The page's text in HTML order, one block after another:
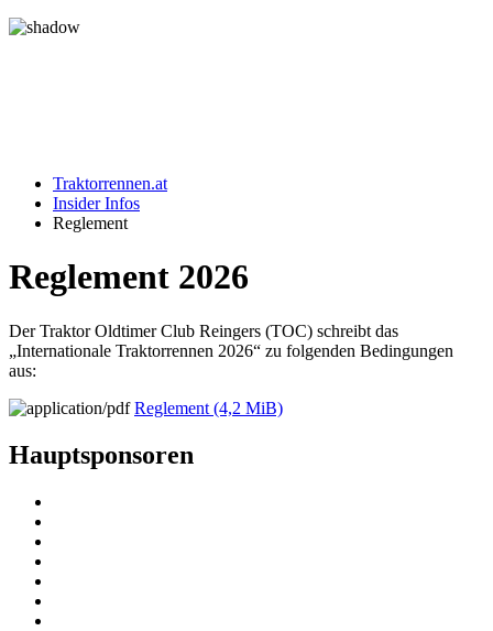
Traktorrennen.at
Insider Infos
Reglement
Reglement 2026
Der Traktor Oldtimer Club Reingers (TOC) schreibt das
„Internationale Traktorrennen 2026“ zu folgenden Bedingungen
aus:
Reglement (4,2 MiB)
Hauptsponsoren